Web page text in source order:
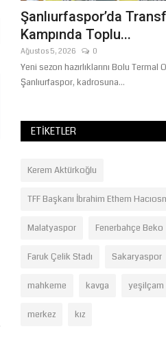
Şanlıurfaspor’da
Kampında Toplu...
Ağustos 5, 2026 0
Yeni sezon hazırlıklarını Bolu Termal
Şanlıurfaspor, kadrosuna...
ETIKETLER
Kerem Aktürkoğlu
TFF Başkanı İbrahim Ethem
Malatyaspor Fenerbahçe Beko
Faruk Çelik Stadı Sakaryaspor
mahkeme kavga yeşilçam
merkez kız